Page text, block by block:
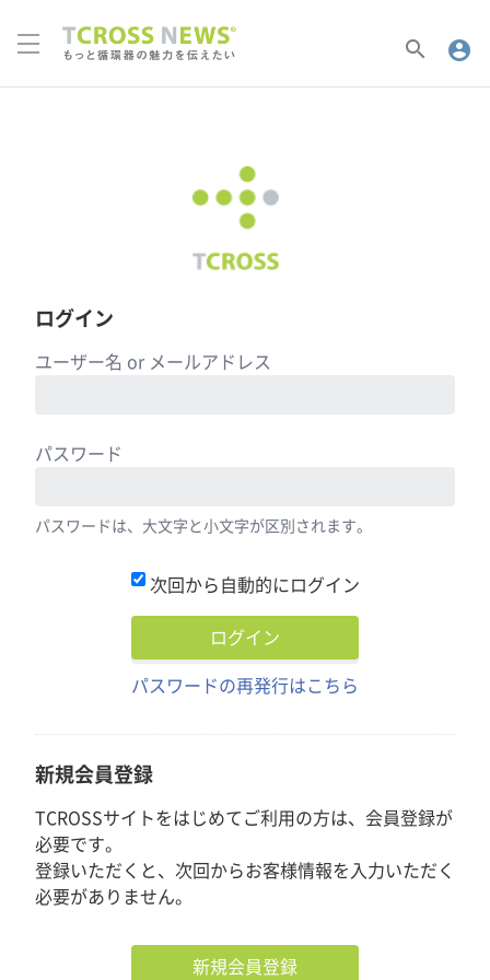
search account_circle
ログイン
ユーザー名 or メールアドレス
パスワード
パスワードは、大文字と小文字が区別されます。
次回から自動的にログイン
パスワードの再発行はこちら
新規会員登録
TCROSSサイトをはじめてご利用の方は、会員登録が
必要です。
登録いただくと、次回からお客様情報を入力いただく
必要がありません。
新規会員登録